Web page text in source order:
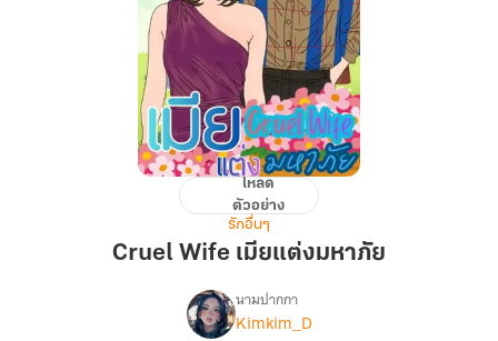
Cruel
เมีย
โหลด
ตัวอย่าง
รักอื่นๆ
Cruel Wife เมียแต่งมหาภัย
เรื่องCruel
นามปากกา
Kimkim_D